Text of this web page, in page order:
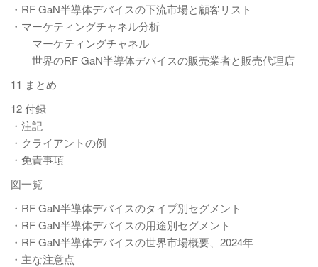
・RF GaN半導体デバイスの下流市場と顧客リスト
・マーケティングチャネル分析
マーケティングチャネル
世界のRF GaN半導体デバイスの販売業者と販売代理店
11 まとめ
12 付録
・注記
・クライアントの例
・免責事項
図一覧
・RF GaN半導体デバイスのタイプ別セグメント
・RF GaN半導体デバイスの用途別セグメント
・RF GaN半導体デバイスの世界市場概要、2024年
・主な注意点